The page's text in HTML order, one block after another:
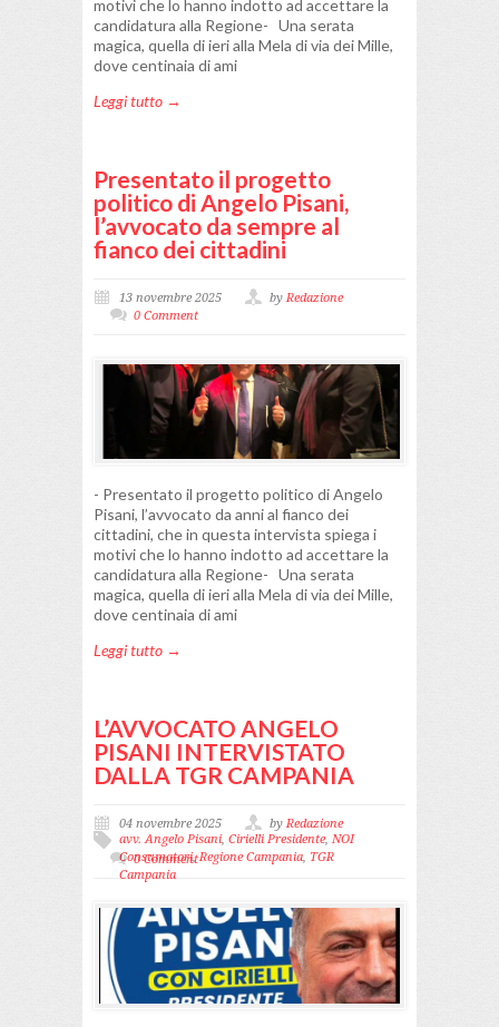
motivi che lo hanno indotto ad accettare la
candidatura alla Regione- Una serata
magica, quella di ieri alla Mela di via dei Mille,
dove centinaia di ami
Leggi tutto →
Presentato il progetto
politico di Angelo Pisani,
l’avvocato da sempre al
fianco dei cittadini
13 novembre 2025 by Redazione
0 Comment
- Presentato il progetto politico di Angelo
Pisani, l’avvocato da anni al fianco dei
cittadini, che in questa intervista spiega i
motivi che lo hanno indotto ad accettare la
candidatura alla Regione- Una serata
magica, quella di ieri alla Mela di via dei Mille,
dove centinaia di ami
Leggi tutto →
L’AVVOCATO ANGELO
PISANI INTERVISTATO
DALLA TGR CAMPANIA
04 novembre 2025 byRedazione
avv. Angelo Pisani, Cirielli Presidente, NOI
Consumatori,Regione Campania, TGR
Campania
0 Comment